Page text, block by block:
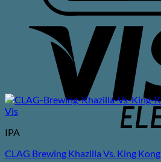
Vis
IPA
CLAG Brewing Khazilla Vs. King Kong